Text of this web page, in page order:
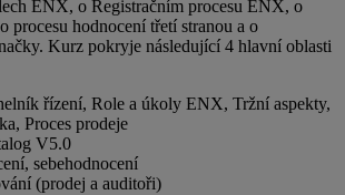
ENX, o Registračním procesu ENX, o
hodnocení třetí stranou a o
Kurz pokryje následující 4 hlavní oblasti
řízení, Role a úkoly ENX, Tržní aspekty,
Proces prodeje
V5.0
sebehodnocení
(prodej a auditoři)